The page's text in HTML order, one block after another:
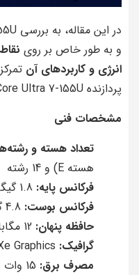
و به طور خاص بر روی
انرژی و کاربردهای آن
پردازنده Intel Core Ultra 7-155U همراه ما باشید.
مشخصات فنی
تعداد هسته و
هسته E) و 14 رشته
فرکانس پایه:
فرکانس بوست:
حافظه پنهان:
گرافیک:
مصرف برق: